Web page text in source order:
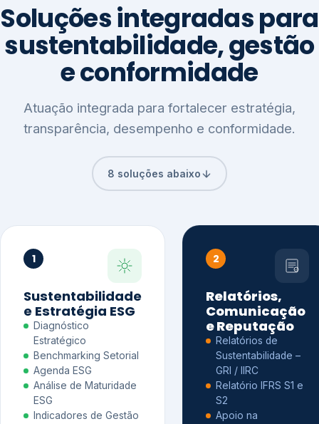
Soluções integradas para
sustentabilidade, gestão
e conformidade
Atuação integrada para fortalecer estratégia,
transparência, desempenho e conformidade.
8 soluções abaixo
1
Sustentabilidade
e Estratégia ESG
Diagnóstico
Estratégico
Benchmarking Setorial
Agenda ESG
Análise de Maturidade
ESG
Indicadores de Gestão
2
Relatórios,
Comunicação
e Reputação
Relatórios de
Sustentabilidade –
GRI / IIRC
Relatório IFRS S1 e
S2
Apoio na